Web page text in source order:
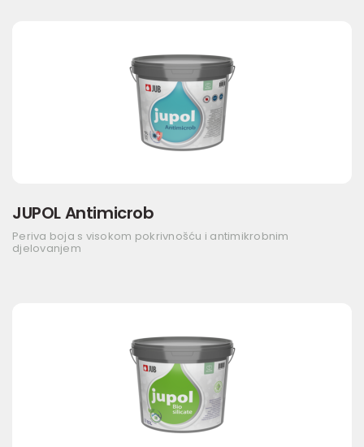
JUPOL Antimicrob
Periva boja s visokom pokrivnošću i antimikrobnim
djelovanjem